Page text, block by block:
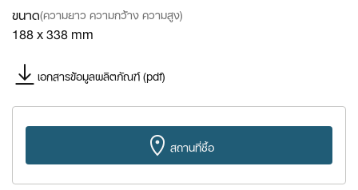
ขนาด(ความยาว ความกว้าง ความสูง)
188 x 338 mm
เอกสารข้อมูลผลิตภัณฑ์ (pdf)
สถานที่ซื้อ